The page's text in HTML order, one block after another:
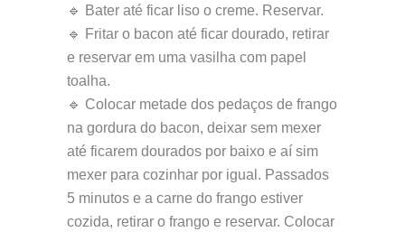
🔹 Bater até ficar liso o creme. Reservar.
🔹 Fritar o bacon até ficar dourado, retirar
e reservar em uma vasilha com papel
toalha.
🔹 Colocar metade dos pedaços de frango
na gordura do bacon, deixar sem mexer
até ficarem dourados por baixo e aí sim
mexer para cozinhar por igual. Passados
5 minutos e a carne do frango estiver
cozida, retirar o frango e reservar. Colocar